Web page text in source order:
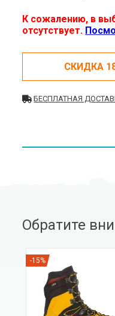
К сожалению, в
отсутствует.
СКИДКА
БЕСПЛАТНАЯ
Обратите
-15%